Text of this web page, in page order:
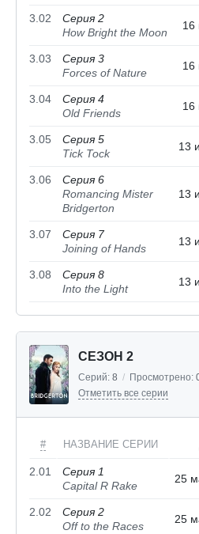
3.02
Серия 2
How Bright the Moon
16
3.03
Серия 3
Forces of Nature
16
3.04
Серия 4
Old Friends
16
3.05
Серия 5
Tick Tock
13
3.06
Серия 6
Romancing Mister
Bridgerton
13
3.07
Серия 7
Joining of Hands
13
3.08
Серия 8
Into the Light
13
СЕЗОН 2
Серий: 8 / Просмотрено:
Отметить все серии
# НАЗВАНИЕ СЕРИИ
2.01
Серия 1
Capital R Rake
25
2.02
Серия 2
Off to the Races
25